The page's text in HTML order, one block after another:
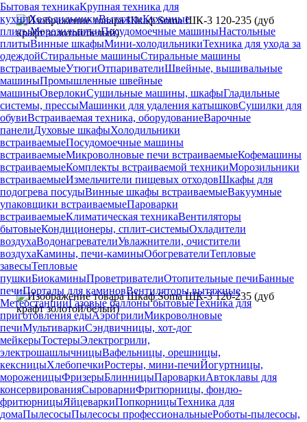
Бытовая техникаКрупная техника для
кухниХолодильникиВытяжкиКухонные
плитыМорозильникиПосудомоечные машиныНастольные
плитыВинные шкафыМини-холодильникиТехника для ухода за
одеждойСтиральные машиныСтиральные машины
встраиваемыеУтюгиОтпаривателиШвейные, вышивальные
машиныПромышленные швейные
машиныОверлокиСушильные машины, шкафыГладильные
системы, прессыМашинки для удаления катышковСушилки для
обувиВстраиваемая техника, оборудованиеВарочные
панелиДуховые шкафыХолодильники
встраиваемыеПосудомоечные машины
встраиваемыеМикроволновые печи встраиваемыеКофемашины
встраиваемыеКомплекты встраиваемой техникиМорозильники
встраиваемыеИзмельчители пищевых отходовШкафы для
подогрева посудыВинные шкафы встраиваемыеВакуумные
упаковщики встраиваемыеПароварки
встраиваемыеКлиматическая техникаВентиляторы
бытовыеКондиционеры, сплит-системыОхладители
воздухаВодонагревателиУвлажнители, очистители
воздухаКамины, печи-каминыОбогревателиТепловые
завесыТепловые
пушкиБиокаминыПроветривателиОтопительные печиБанные
печиПорталы для каминовВентиляторы вытяжные
МетеостанцииГазовые баллоны бытовыеТехника для
приготовления едыАэрогрилиМикроволновые
печиМультиваркиСэндвичницы, хот-дог
мейкерыТостерыЭлектрогрили,
электрошашлычницыВафельницы, орешницы,
кексницыХлебопечкиРостеры, мини-печиЙогуртницы,
мороженицыФризерыБлинницыПароваркиАвтоклавы для
консервированияСыроварниФритюрницы, фондю-
фритюрницыЯйцеваркиПопкорницыТехника для
домаПылесосыПылесосы профессиональныеРоботы-пылесосы,